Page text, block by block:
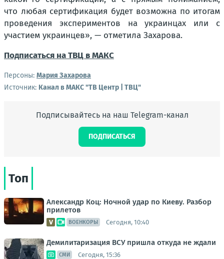
что любая сертификация будет возможна по итогам
проведения экспериментов на украинцах или с
участием украинцев», — отметила Захарова.
Подписаться на ТВЦ в МАКС
Персоны: Мария Захарова
Источник: Канал в МАКС "ТВ Центр | ТВЦ"
Подписывайтесь на наш Telegram-канал
ПОДПИСАТЬСЯ
Топ
Александр Коц: Ночной удар по Киеву. Разбор
прилетов
ВОЕНКОРЫ Сегодня, 10:40
Демилитаризация ВСУ пришла откуда не ждали
СМИ Сегодня, 15:36